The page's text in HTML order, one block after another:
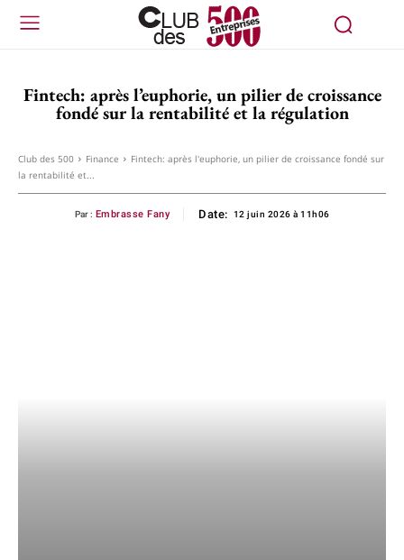
Fintech: après l’euphorie, un pilier de croissance
fondé sur la rentabilité et la régulation
Club des 500 Finance
Fintech: après l'euphorie, un pilier de croissance fondé sur
la rentabilité et...
Par : Embrasse Fany Date: 12 juin 2026 à 11h06